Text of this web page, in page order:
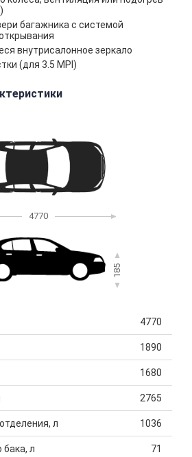
багажника с системой
внутрисалонное зеркало
(для 3.5 MPI)
4770
185
4770
1890
1680
2765
л 1036
л 71